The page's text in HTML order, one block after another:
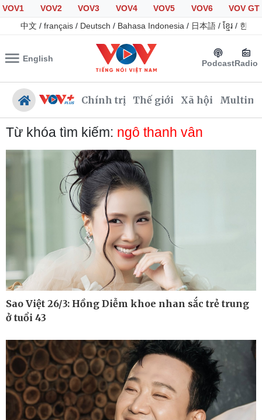
VOV1 VOV2 VOV3 VOV4 VOV5 VOV6
VOV GT
中文 / français / Deutsch / Bahasa Indonesia / 日本語 / ខ្មែរ / 한국
English PodcastRadio
Chính trị Thế giới Xã hội
Tổ chức nhân sự
Xã hội
Tin 24h
Giáo dục
Dự báo thời tiết
Dấu ấn VOV
Việc làm
Biển đảo
Từ khóa tìm kiếm: ngô thanh vân
Sao Việt 26/3: Hồng Diễm khoe nhan sắc trẻ trung
ở tuổi 43